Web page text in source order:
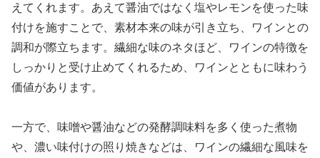
えてくれます。あえて醤油ではなく塩やレモンを使った味
付けを施すことで、素材本来の味が引き立ち、ワインとの
調和が際立ちます。繊細な味のネタほど、ワインの特徴を
しっかりと受け止めてくれるため、ワインとともに味わう
価値があります。
一方で、味噌や醤油などの発酵調味料を多く使った煮物
や、濃い味付けの照り焼きなどは、ワインの繊細な風味を